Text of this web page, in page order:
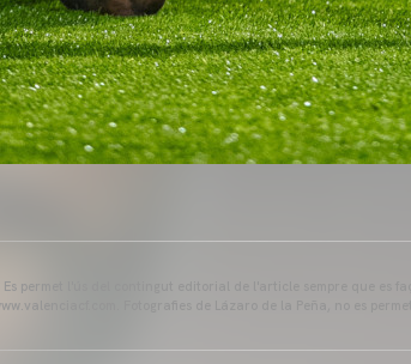
permet l'ús del contingut editorial de l'article sempre que es
Fotografies de Lázaro de la Peña, no es